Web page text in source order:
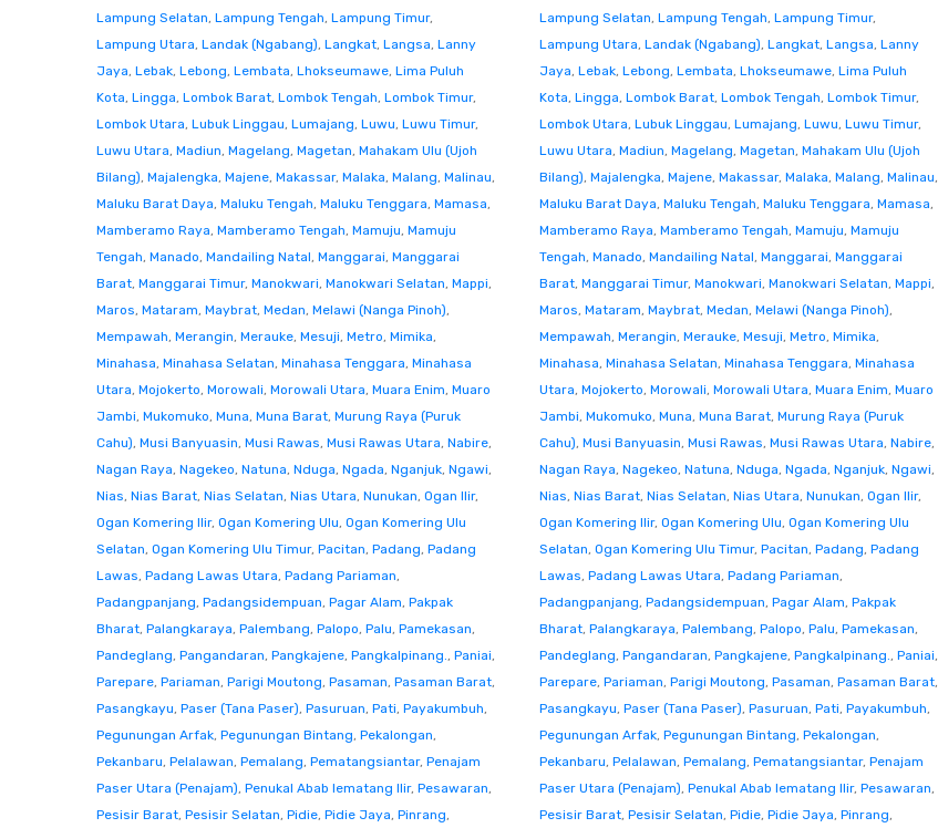
Lampung Selatan, Lampung Tengah, Lampung Timur,
Lampung Utara, Landak (Ngabang), Langkat, Langsa, Lanny
Jaya, Lebak, Lebong, Lembata, Lhokseumawe, Lima Puluh
Kota, Lingga, Lombok Barat, Lombok Tengah, Lombok Timur,
Lombok Utara, Lubuk Linggau, Lumajang, Luwu, Luwu Timur,
Luwu Utara, Madiun, Magelang, Magetan, Mahakam Ulu (Ujoh
Bilang), Majalengka, Majene, Makassar, Malaka, Malang, Malinau,
Maluku Barat Daya, Maluku Tengah, Maluku Tenggara, Mamasa,
Mamberamo Raya, Mamberamo Tengah, Mamuju, Mamuju
Tengah, Manado, Mandailing Natal, Manggarai, Manggarai
Barat, Manggarai Timur, Manokwari, Manokwari Selatan, Mappi,
Maros, Mataram, Maybrat, Medan, Melawi (Nanga Pinoh),
Mempawah, Merangin, Merauke, Mesuji, Metro, Mimika,
Minahasa, Minahasa Selatan, Minahasa Tenggara, Minahasa
Utara, Mojokerto, Morowali, Morowali Utara, Muara Enim, Muaro
Jambi, Mukomuko, Muna, Muna Barat, Murung Raya (Puruk
Cahu), Musi Banyuasin, Musi Rawas, Musi Rawas Utara, Nabire,
Nagan Raya, Nagekeo, Natuna, Nduga, Ngada, Nganjuk, Ngawi,
Nias, Nias Barat, Nias Selatan, Nias Utara, Nunukan, Ogan Ilir,
Ogan Komering Ilir, Ogan Komering Ulu, Ogan Komering Ulu
Selatan, Ogan Komering Ulu Timur, Pacitan, Padang, Padang
Lawas, Padang Lawas Utara, Padang Pariaman,
Padangpanjang, Padangsidempuan, Pagar Alam, Pakpak
Bharat, Palangkaraya, Palembang, Palopo, Palu, Pamekasan,
Pandeglang, Pangandaran, Pangkajene, Pangkalpinang., Paniai,
Parepare, Pariaman, Parigi Moutong, Pasaman, Pasaman Barat,
Pasangkayu, Paser (Tana Paser), Pasuruan, Pati, Payakumbuh,
Pegunungan Arfak, Pegunungan Bintang, Pekalongan,
Pekanbaru, Pelalawan, Pemalang, Pematangsiantar, Penajam
Paser Utara (Penajam), Penukal Abab lematang Ilir, Pesawaran,
Pesisir Barat, Pesisir Selatan, Pidie, Pidie Jaya, Pinrang,
Lampung Selatan, Lampung Tengah, Lampung Timur,
Lampung Utara, Landak (Ngabang), Langkat, Langsa, Lanny
Jaya, Lebak, Lebong, Lembata, Lhokseumawe, Lima Puluh
Kota, Lingga, Lombok Barat, Lombok Tengah, Lombok Timur,
Lombok Utara, Lubuk Linggau, Lumajang, Luwu, Luwu Timur,
Luwu Utara, Madiun, Magelang, Magetan, Mahakam Ulu (Ujoh
Bilang), Majalengka, Majene, Makassar, Malaka, Malang, Malinau,
Maluku Barat Daya, Maluku Tengah, Maluku Tenggara, Mamasa,
Mamberamo Raya, Mamberamo Tengah, Mamuju, Mamuju
Tengah, Manado, Mandailing Natal, Manggarai, Manggarai
Barat, Manggarai Timur, Manokwari, Manokwari Selatan, Mappi,
Maros, Mataram, Maybrat, Medan, Melawi (Nanga Pinoh),
Mempawah, Merangin, Merauke, Mesuji, Metro, Mimika,
Minahasa, Minahasa Selatan, Minahasa Tenggara, Minahasa
Utara, Mojokerto, Morowali, Morowali Utara, Muara Enim, Muaro
Jambi, Mukomuko, Muna, Muna Barat, Murung Raya (Puruk
Cahu), Musi Banyuasin, Musi Rawas, Musi Rawas Utara, Nabire,
Nagan Raya, Nagekeo, Natuna, Nduga, Ngada, Nganjuk, Ngawi,
Nias, Nias Barat, Nias Selatan, Nias Utara, Nunukan, Ogan Ilir,
Ogan Komering Ilir, Ogan Komering Ulu, Ogan Komering Ulu
Selatan, Ogan Komering Ulu Timur, Pacitan, Padang, Padang
Lawas, Padang Lawas Utara, Padang Pariaman,
Padangpanjang, Padangsidempuan, Pagar Alam, Pakpak
Bharat, Palangkaraya, Palembang, Palopo, Palu, Pamekasan,
Pandeglang, Pangandaran, Pangkajene, Pangkalpinang., Paniai,
Parepare, Pariaman, Parigi Moutong, Pasaman, Pasaman Barat,
Pasangkayu, Paser (Tana Paser), Pasuruan, Pati, Payakumbuh,
Pegunungan Arfak, Pegunungan Bintang, Pekalongan,
Pekanbaru, Pelalawan, Pemalang, Pematangsiantar, Penajam
Paser Utara (Penajam), Penukal Abab lematang Ilir, Pesawaran,
Pesisir Barat, Pesisir Selatan, Pidie, Pidie Jaya, Pinrang,